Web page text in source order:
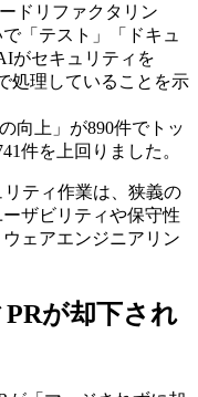
ドリファクタリン
「テスト」「ドキュ
がセキュリティを
処理していることを示
向上」が890件でトッ
件を上回りました。
ティ作業は、狭義の
ザビリティや保守性
ェアエンジニアリン
が却下され